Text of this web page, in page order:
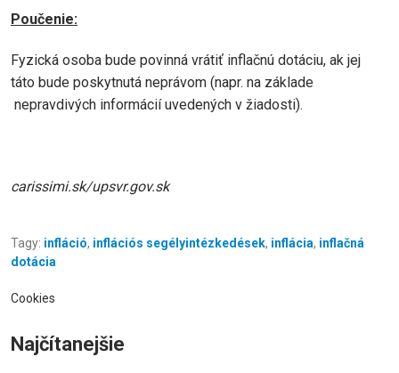
Poučenie:
Fyzická osoba bude povinná vrátiť inflačnú dotáciu, ak jej
táto bude poskytnutá neprávom (napr. na základe
nepravdivých informácií uvedených v žiadosti).
carissimi.sk/upsvr.gov.sk
Tagy: infláció, inflációs segélyintézkedések, inflácia, inflačná
dotácia
Cookies
Najčítanejšie